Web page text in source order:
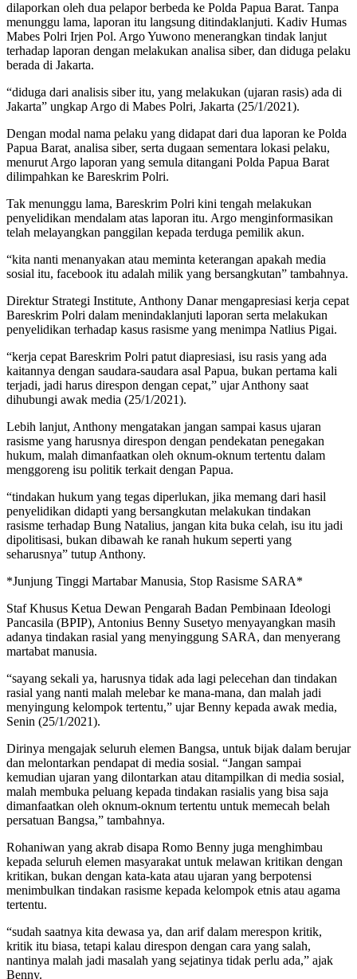
dilaporkan oleh dua pelapor berbeda ke Polda Papua Barat. Tanpa
menunggu lama, laporan itu langsung ditindaklanjuti. Kadiv Humas
Mabes Polri Irjen Pol. Argo Yuwono menerangkan tindak lanjut
terhadap laporan dengan melakukan analisa siber, dan diduga pelaku
berada di Jakarta.
“diduga dari analisis siber itu, yang melakukan (ujaran rasis) ada di
Jakarta” ungkap Argo di Mabes Polri, Jakarta (25/1/2021).
Dengan modal nama pelaku yang didapat dari dua laporan ke Polda
Papua Barat, analisa siber, serta dugaan sementara lokasi pelaku,
menurut Argo laporan yang semula ditangani Polda Papua Barat
dilimpahkan ke Bareskrim Polri.
Tak menunggu lama, Bareskrim Polri kini tengah melakukan
penyelidikan mendalam atas laporan itu. Argo menginformasikan
telah melayangkan panggilan kepada terduga pemilik akun.
“kita nanti menanyakan atau meminta keterangan apakah media
sosial itu, facebook itu adalah milik yang bersangkutan” tambahnya.
Direktur Strategi Institute, Anthony Danar mengapresiasi kerja cepat
Bareskrim Polri dalam menindaklanjuti laporan serta melakukan
penyelidikan terhadap kasus rasisme yang menimpa Natlius Pigai.
“kerja cepat Bareskrim Polri patut diapresiasi, isu rasis yang ada
kaitannya dengan saudara-saudara asal Papua, bukan pertama kali
terjadi, jadi harus direspon dengan cepat,” ujar Anthony saat
dihubungi awak media (25/1/2021).
Lebih lanjut, Anthony mengatakan jangan sampai kasus ujaran
rasisme yang harusnya direspon dengan pendekatan penegakan
hukum, malah dimanfaatkan oleh oknum-oknum tertentu dalam
menggoreng isu politik terkait dengan Papua.
“tindakan hukum yang tegas diperlukan, jika memang dari hasil
penyelidikan didapti yang bersangkutan melakukan tindakan
rasisme terhadap Bung Natalius, jangan kita buka celah, isu itu jadi
dipolitisasi, bukan dibawah ke ranah hukum seperti yang
seharusnya” tutup Anthony.
*Junjung Tinggi Martabar Manusia, Stop Rasisme SARA*
Staf Khusus Ketua Dewan Pengarah Badan Pembinaan Ideologi
Pancasila (BPIP), Antonius Benny Susetyo menyayangkan masih
adanya tindakan rasial yang menyinggung SARA, dan menyerang
martabat manusia.
“sayang sekali ya, harusnya tidak ada lagi pelecehan dan tindakan
rasial yang nanti malah melebar ke mana-mana, dan malah jadi
menyingung kelompok tertentu,” ujar Benny kepada awak media,
Senin (25/1/2021).
Dirinya mengajak seluruh elemen Bangsa, untuk bijak dalam berujar
dan melontarkan pendapat di media sosial. “Jangan sampai
kemudian ujaran yang dilontarkan atau ditampilkan di media sosial,
malah membuka peluang kepada tindakan rasialis yang bisa saja
dimanfaatkan oleh oknum-oknum tertentu untuk memecah belah
persatuan Bangsa,” tambahnya.
Rohaniwan yang akrab disapa Romo Benny juga menghimbau
kepada seluruh elemen masyarakat untuk melawan kritikan dengan
kritikan, bukan dengan kata-kata atau ujaran yang berpotensi
menimbulkan tindakan rasisme kepada kelompok etnis atau agama
tertentu.
“sudah saatnya kita dewasa ya, dan arif dalam merespon kritik,
kritik itu biasa, tetapi kalau direspon dengan cara yang salah,
nantinya malah jadi masalah yang sejatinya tidak perlu ada,” ajak
Benny.